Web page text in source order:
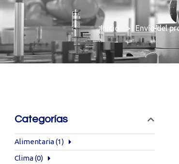
You are here: Envío del
Categorías
Alimentaria(1)
Clima(0)